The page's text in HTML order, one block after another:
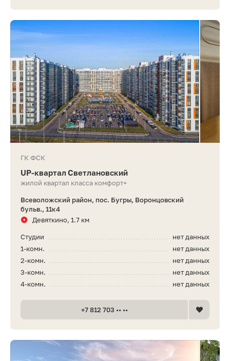
ГК ФСК
UP-квартал Светлановский
жилой квартал класса комфорт+
Всеволожский район, пос. Бугры, Воронцовский
бульв., 11к4
Девяткино, 1.7 км
нет данных
Студии
нет данных
1-комн.
нет данных
2-комн.
нет данных
3-комн.
нет данных
4-комн.
+7 812 703 •• ••